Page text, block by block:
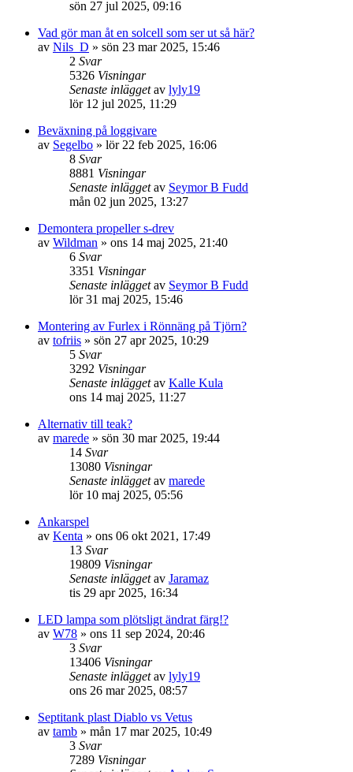
sön 27 jul 2025, 09:16
Vad gör man åt en solcell som ser ut så här?
av Nils_D » sön 23 mar 2025, 15:46
2 Svar
5326 Visningar
Senaste inläggetav lyly19
lör 12 jul 2025, 11:29
Beväxning på loggivare
av Segelbo » lör 22 feb 2025, 16:06
8 Svar
8881 Visningar
Senaste inläggetav Seymor B Fudd
mån 02 jun 2025, 13:27
Demontera propeller s-drev
av Wildman » ons 14 maj 2025, 21:40
6 Svar
3351 Visningar
Senaste inläggetav Seymor B Fudd
lör 31 maj 2025, 15:46
Montering av Furlex i Rönnäng på Tjörn?
av tofriis » sön 27 apr 2025, 10:29
5 Svar
3292 Visningar
Senaste inläggetav Kalle Kula
ons 14 maj 2025, 11:27
Alternativ till teak?
av marede » sön 30 mar 2025, 19:44
14 Svar
13080 Visningar
Senaste inläggetav marede
lör 10 maj 2025, 05:56
Ankarspel
av Kenta » ons 06 okt 2021, 17:49
13 Svar
19809 Visningar
Senaste inläggetav Jaramaz
tis 29 apr 2025, 16:34
LED lampa som plötsligt ändrat färg!?
av W78 » ons 11 sep 2024, 20:46
3 Svar
13406 Visningar
Senaste inläggetav lyly19
ons 26 mar 2025, 08:57
Septitank plast Diablo vs Vetus
av tamb » mån 17 mar 2025, 10:49
3 Svar
7289 Visningar